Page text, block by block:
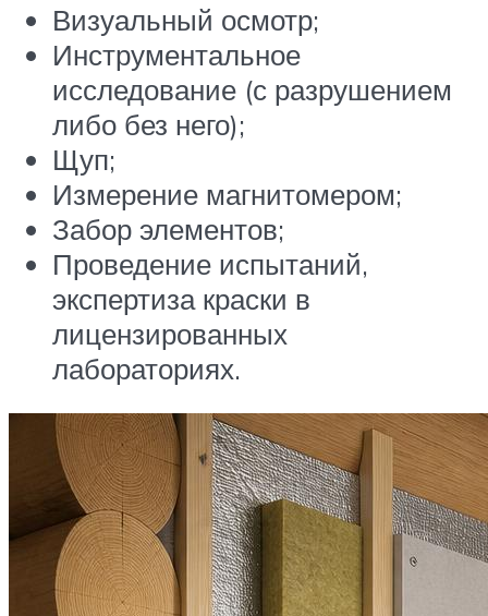
Визуальный осмотр;
Инструментальное
исследование (с разрушением
либо без него);
Щуп;
Измерение магнитомером;
Забор элементов;
Проведение испытаний,
экспертиза краски в
лицензированных
лабораториях.